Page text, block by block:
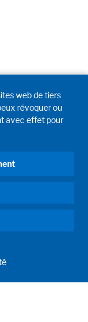
web de tiers
révoquer ou
avec effet pour